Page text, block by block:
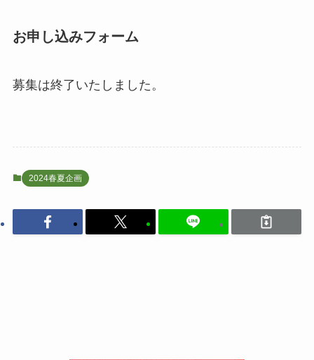
お申し込みフォーム
募集は終了いたしました。
2024春夏企画